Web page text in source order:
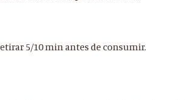
5/10 min antes de consumir.